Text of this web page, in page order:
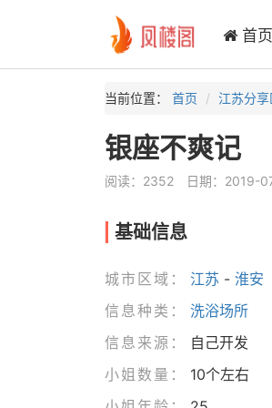
首页
当前位置： 首页 江苏分享
银座不爽记
阅读：2352 日期：2019-
基础信息
城市区域： 江苏 - 淮安
信息种类：
洗浴场所
信息来源：
自己开发
小姐数量：
10个左右